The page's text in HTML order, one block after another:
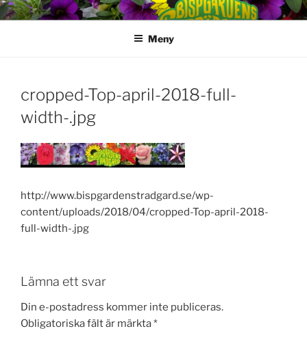
Hoppa
till
Meny
cropped-Top-april-2018-full-
width-.jpg
http://www.bispgardenstradgard.se/wp-
content/uploads/2018/04/cropped-Top-april-2018-
full-width-.jpg
Lämna ett svar
Din e-postadress kommer inte publiceras.
Obligatoriska fält är märkta*